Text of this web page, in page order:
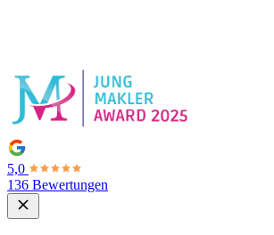
5,0
136 Bewertungen